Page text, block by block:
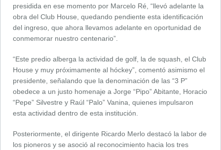
presidida en ese momento por Marcelo Ré, “llevó adelante la
obra del Club House, quedando pendiente esta identificación
del ingreso, que ahora llevamos adelante en oportunidad de
conmemorar nuestro centenario”.
“Este predio alberga la actividad de golf, la de squash, el Club
House y muy próximamente al hóckey”, comentó asimismo el
presidente, señalando que la denominación de las “3 P”
obedece a un justo homenaje a Jorge “Pipo” Abitante, Horacio
“Pepe” Silvestre y Raúl “Palo” Vanina, quienes impulsaron
esta actividad dentro de esta institución.
Posteriormente, el dirigente Ricardo Merlo destacó la labor de
los pioneros y se asoció al reconocimiento hacia los tres